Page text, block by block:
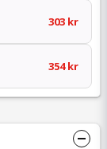
303 kr
354 kr